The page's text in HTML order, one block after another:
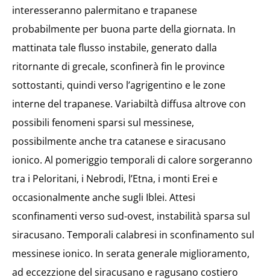
interesseranno palermitano e trapanese
probabilmente per buona parte della giornata. In
mattinata tale flusso instabile, generato dalla
ritornante di grecale, sconfinerà fin le province
sottostanti, quindi verso l’agrigentino e le zone
interne del trapanese. Variabiltà diffusa altrove con
possibili fenomeni sparsi sul messinese,
possibilmente anche tra catanese e siracusano
ionico. Al pomeriggio temporali di calore sorgeranno
tra i Peloritani, i Nebrodi, l’Etna, i monti Erei e
occasionalmente anche sugli Iblei. Attesi
sconfinamenti verso sud-ovest, instabilità sparsa sul
siracusano. Temporali calabresi in sconfinamento sul
messinese ionico. In serata generale miglioramento,
ad eccezzione del siracusano e ragusano costiero